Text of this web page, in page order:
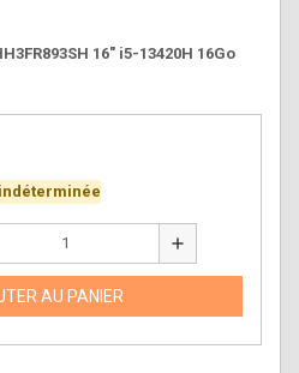
16" i5-13420H 16Go
add
AU PANIER